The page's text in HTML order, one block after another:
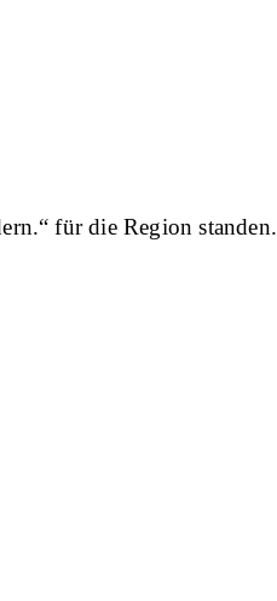
für die Region standen.